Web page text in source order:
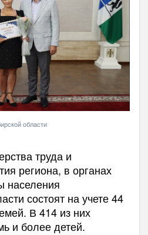
области
труда и
региона, в органах
населения
состоят на учете 44
В 414 из них
и более детей.